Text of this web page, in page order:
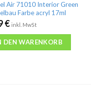
Air 71010 Interior Green
Farbe acryl 17ml
€ inkl. MwSt
DEN WARENKORB